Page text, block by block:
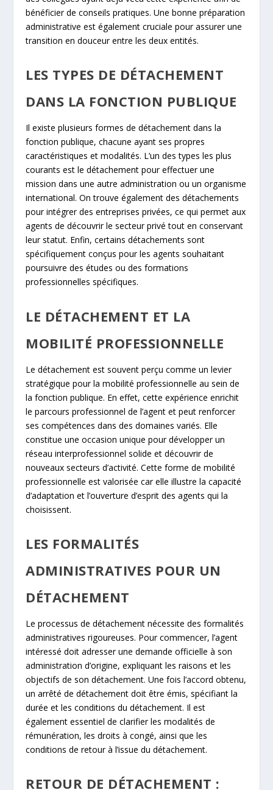
bénéficier de conseils pratiques. Une bonne préparation
administrative est également cruciale pour assurer une
transition en douceur entre les deux entités.
LES TYPES DE DÉTACHEMENT
DANS LA FONCTION PUBLIQUE
Il existe plusieurs formes de détachement dans la
fonction publique, chacune ayant ses propres
caractéristiques et modalités. L’un des types les plus
courants est le détachement pour effectuer une
mission dans une autre administration ou un organisme
international. On trouve également des détachements
pour intégrer des entreprises privées, ce qui permet aux
agents de découvrir le secteur privé tout en conservant
leur statut. Enfin, certains détachements sont
spécifiquement conçus pour les agents souhaitant
poursuivre des études ou des formations
professionnelles spécifiques.
LE DÉTACHEMENT ET LA
MOBILITÉ PROFESSIONNELLE
Le détachement est souvent perçu comme un levier
stratégique pour la mobilité professionnelle au sein de
la fonction publique. En effet, cette expérience enrichit
le parcours professionnel de l’agent et peut renforcer
ses compétences dans des domaines variés. Elle
constitue une occasion unique pour développer un
réseau interprofessionnel solide et découvrir de
nouveaux secteurs d’activité. Cette forme de mobilité
professionnelle est valorisée car elle illustre la capacité
d’adaptation et l’ouverture d’esprit des agents qui la
choisissent.
LES FORMALITÉS
ADMINISTRATIVES POUR UN
DÉTACHEMENT
Le processus de détachement nécessite des formalités
administratives rigoureuses. Pour commencer, l’agent
intéressé doit adresser une demande officielle à son
administration d’origine, expliquant les raisons et les
objectifs de son détachement. Une fois l’accord obtenu,
un arrêté de détachement doit être émis, spécifiant la
durée et les conditions du détachement. Il est
également essentiel de clarifier les modalités de
rémunération, les droits à congé, ainsi que les
conditions de retour à l’issue du détachement.
RETOUR DE DÉTACHEMENT :